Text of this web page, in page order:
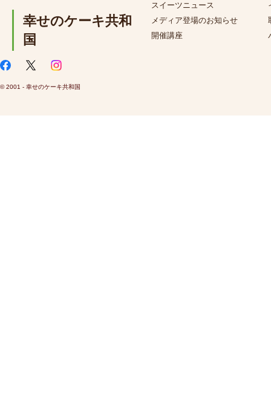
幸せのケーキ共和
国
スイーツニュース
メディア登場のお知らせ
開催講座
© 2001 - 幸せのケーキ共和国